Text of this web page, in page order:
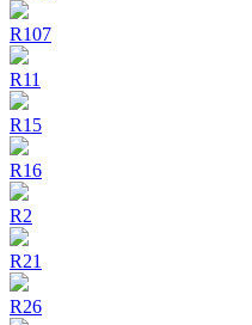
R107
R11
R15
R16
R2
R21
R26